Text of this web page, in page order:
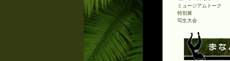
ミュージアムトーク
特別展
写生大会